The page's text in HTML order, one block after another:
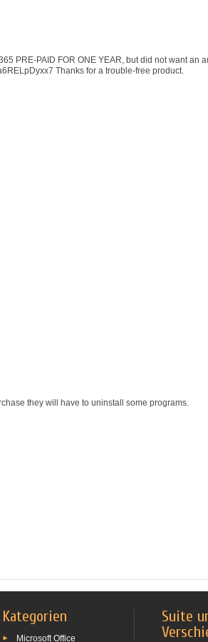
PRE-PAID FOR ONE YEAR, but did not want
Thanks for a trouble-free product.
they will have to uninstall some programs.
Kategorien
Microsoft Office
Suite